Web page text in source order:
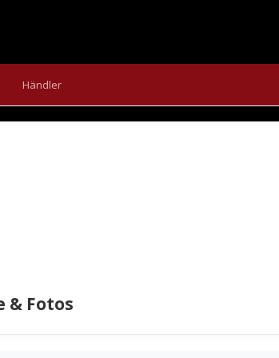
Händler
Vernunfts-Version samt Online-
überschaubarem Budget. Fortsetzung, also
& Fotos